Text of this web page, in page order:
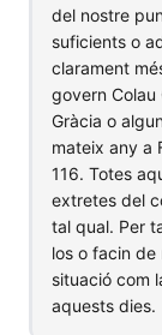
del nostre
suficients o
clarament
govern Colau
Gràcia o
mateix any a
116. Totes
extretes del
tal qual. Per
los o facin de
situació com
aquests dies.